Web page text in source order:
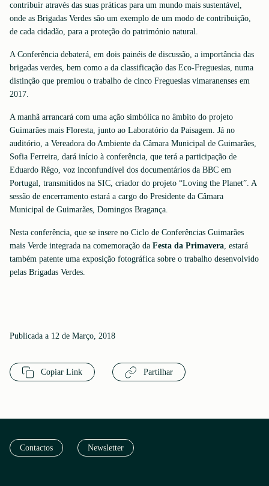
contribuir através das suas práticas para um mundo mais sustentável,
onde as Brigadas Verdes são um exemplo de um modo de contribuição,
de cada cidadão, para a proteção do património natural.
A Conferência debaterá, em dois painéis de discussão, a importância das
brigadas verdes, bem como a da classificação das Eco-Freguesias, numa
distinção que premiou o trabalho de cinco Freguesias vimaranenses em
2017.
A manhã arrancará com uma ação simbólica no âmbito do projeto
Guimarães mais Floresta, junto ao Laboratório da Paisagem. Já no
auditório, a Vereadora do Ambiente da Câmara Municipal de Guimarães,
Sofia Ferreira, dará início à conferência, que terá a participação de
Eduardo Rêgo, voz inconfundível dos documentários da BBC em
Portugal, transmitidos na SIC, criador do projeto “Loving the Planet”. A
sessão de encerramento estará a cargo do Presidente da Câmara
Municipal de Guimarães, Domingos Bragança.
Nesta conferência, que se insere no Ciclo de Conferências Guimarães
mais Verde integrada na comemoração da Festa da Primavera, estará
também patente uma exposição fotográfica sobre o trabalho desenvolvido
pelas Brigadas Verdes.
Publicada a 12 de Março, 2018
Copiar Link Partilhar
Contactos Newsletter